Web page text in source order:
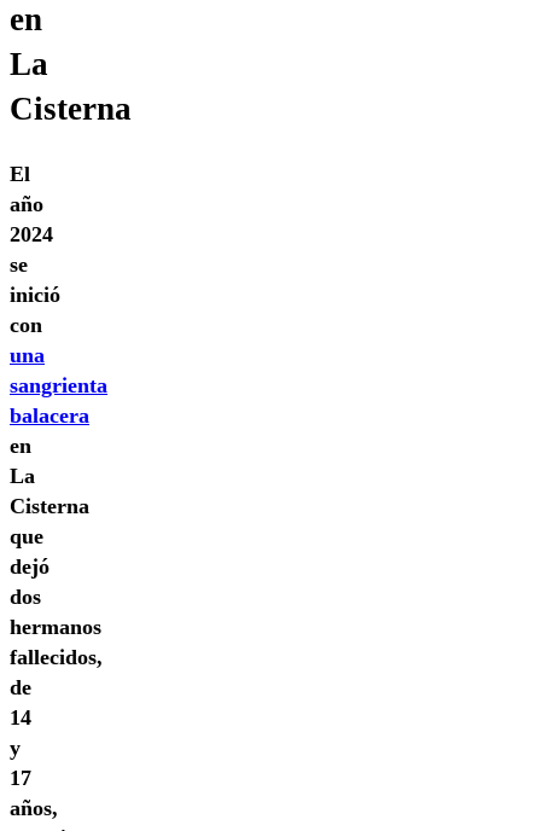
en
La
Cisterna
El
año
2024
se
inició
con
una
sangrienta
balacera
en
La
Cisterna
que
dejó
dos
hermanos
fallecidos,
de
14
y
17
años,